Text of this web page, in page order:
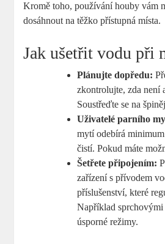
Kromě toho, používání houby vám
dosáhnout na těžko přístupná místa.
Jak ušetřit vodu při
Plánujte dopředu:
zkontrolujte, zda není
Soustřeďte se na
Uživatelé parního
mytí odebírá
čistí. Pokud máte
Šetřete připojením:
zařízení s přívodem
příslušenství, které
Například
úsporné režimy.